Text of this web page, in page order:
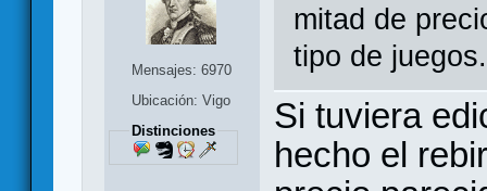
Mensajes: 6970
Ubicación: Vigo
Distinciones
mitad de
tipo de juegos.
Si tuviera
hecho el